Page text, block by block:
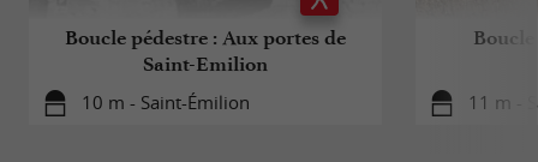
Boucle pédestre : Aux portes de
Saint-Emilion
10 m - Saint-Émilion 11 m -